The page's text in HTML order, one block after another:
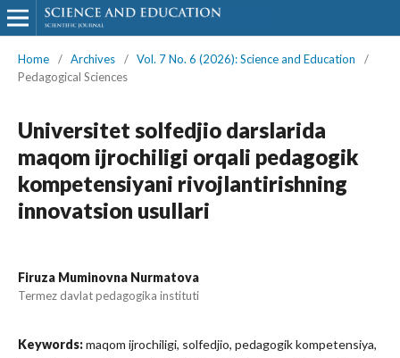
Home / Archives / Vol. 7 No. 6 (2026): Science and Education
/
Pedagogical Sciences
Universitet solfedjio darslarida
maqom ijrochiligi orqali pedagogik
kompetensiyani rivojlantirishning
innovatsion usullari
Firuza Muminovna Nurmatova
Termez davlat pedagogika instituti
Keywords:maqom ijrochiligi, solfedjio, pedagogik kompetensiya,